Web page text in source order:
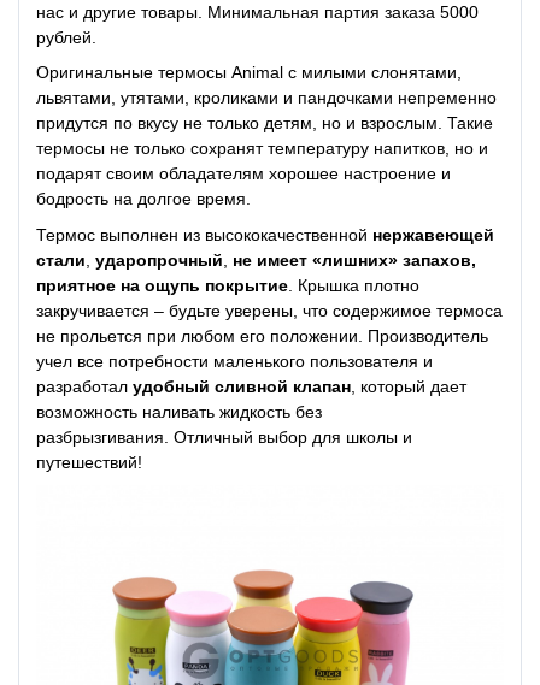
нас и другие товары. Минимальная партия заказа 5000
рублей.
Оригинальные термосы Animal с милыми слонятами,
львятами, утятами, кроликами и пандочками непременно
придутся по вкусу не только детям, но и взрослым. Такие
термосы не только сохранят температуру напитков, но и
подарят своим обладателям хорошее настроение и
бодрость на долгое время.
Термос выполнен из высококачественной нержавеющей
стали ударопрочный
не имеет «лишних» запахов,
приятное на ощупь покрытие . Крышка плотно
закручивается – будьте уверены, что содержимое термоса
не прольется при любом его положении. Производитель
учел все потребности маленького пользователя и
разработал удобный сливной клапан , который дает
возможность наливать жидкость без
разбрызгивания. Отличный выбор для школы и
путешествий!